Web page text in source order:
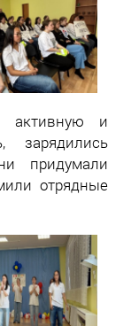
активную и
зарядились
придумали
отрядные